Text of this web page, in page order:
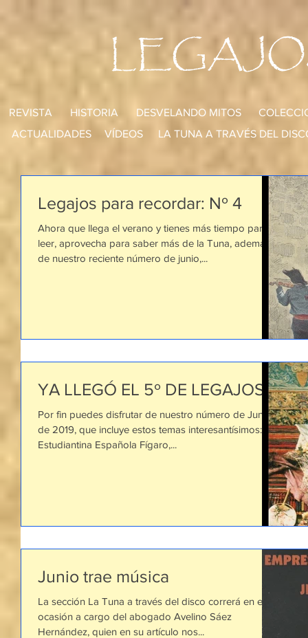
REVISTA HISTORIA DESVELANDO MITOS
ACTUALIDADES
LA TUNA A TRAVÉS DEL
VÍDEOS
Legajos para recordar: Nº 4
Ahora que llega el verano y tienes más tiempo para
leer, aprovecha para saber más de la Tuna, además
de nuestro reciente número de junio,...
YA LLEGÓ EL 5º DE LEGAJOS!!!
Por fin puedes disfrutar de nuestro número de Junio
de 2019, que incluye estos temas interesantísimos: La
Estudiantina Española Fígaro,...
Junio trae música
La sección La Tuna a través del disco correrá en esta
ocasión a cargo del abogado Avelino Sáez
Hernández, quien en su artículo nos...